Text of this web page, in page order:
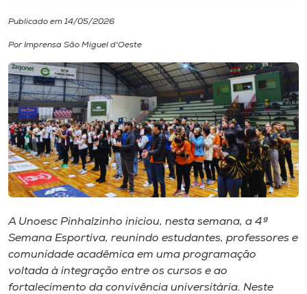
Unoesc
I.nova
Diplomados
Cultura
CPA
Biblioteca
Publicado em 14/05/2026
Por Imprensa São Miguel d'Oeste
A Unoesc Pinhalzinho iniciou, nesta semana, a 4ª
Semana Esportiva, reunindo estudantes, professores e
comunidade acadêmica em uma programação
voltada à integração entre os cursos e ao
fortalecimento da convivência universitária. Neste